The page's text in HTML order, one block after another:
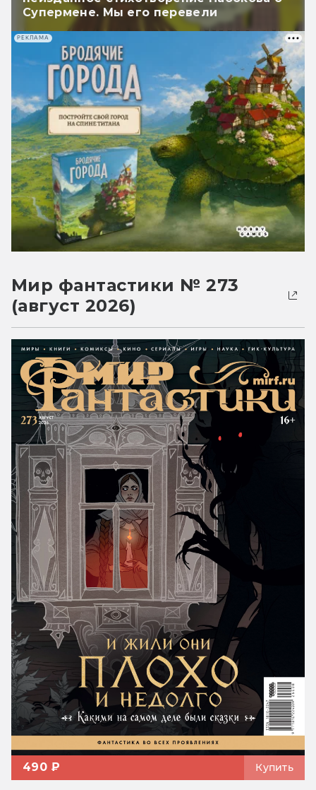
Супермене. Мы его перевели
РЕКЛАМА
Мир фантастики № 273
(август 2026)
490 ₽ Купить